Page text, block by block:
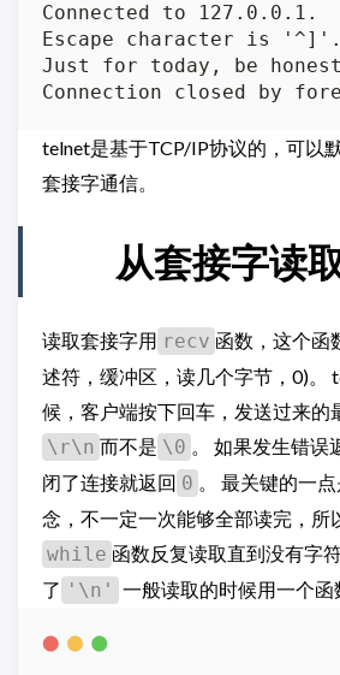
Connected to 127.0.0.1.
Escape character is '^]'.
Just for today, be
telnet是基于TCP/IP协议的，可以
套接字通信。
从套接字读
读取套接字用 recv 函数，这个函
述符，缓冲区，读几个字节，0)。
候，客户端按下回车，发送过来的
\r\n 而不是 \0 。 如果发生错误
闭了连接就返回 0 。 最关键的一
念，不一定一次能够全部读完，所
while 函数反复读取直到没有字
了 '\n' 一般读取的时候用一个函